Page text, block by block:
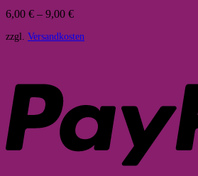
6,00 € – 9,00 €
zzgl. Versandkosten